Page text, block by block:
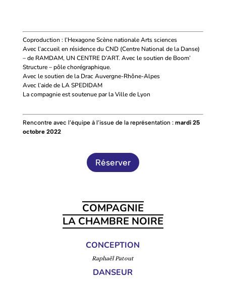
Coproduction : l’Hexagone Scène nationale Arts sciences
Avec l’accueil en résidence du CND (Centre National de la Danse)
– de RAMDAM, UN CENTRE D’ART. Avec le soutien de Boom’
Structure – pôle chorégraphique.
Avec le soutien de la Drac Auvergne-Rhône-Alpes
Avec l’aide de LA SPEDIDAM
La compagnie est soutenue par la Ville de Lyon
Rencontre avec l’équipe à l’issue de la représentation : mardi 25
octobre2022
Réserver
COMPAGNIE
LA CHAMBRE NOIRE
CONCEPTION
Raphaël Patout
DANSEUR